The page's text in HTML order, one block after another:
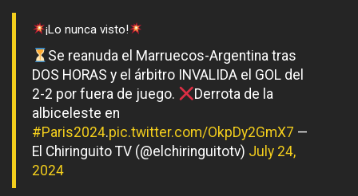
¡Lo nunca visto!
Se reanuda el Marruecos-Argentina tras
DOS HORAS y el árbitro INVALIDA el GOL del
2-2 por fuera de juego.
Derrota de la
albiceleste en
#Paris2024.pic.twitter.com/OkpDy2GmX7 —
El Chiringuito TV (@elchiringuitotv) July 24,
2024